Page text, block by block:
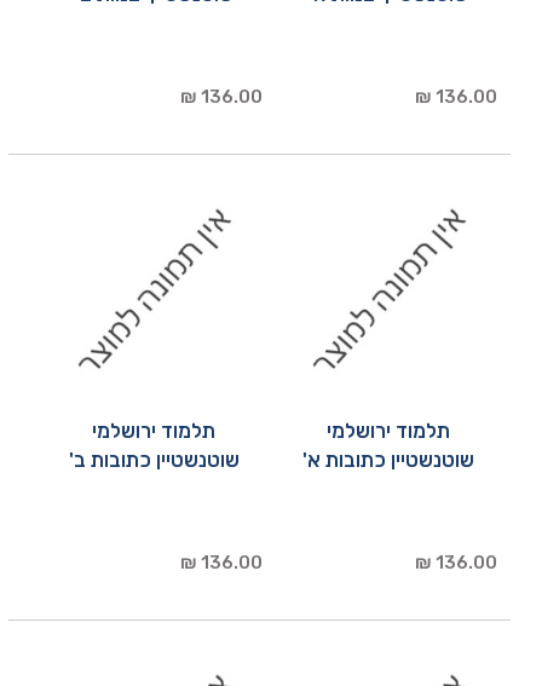
136.00 ₪
136.00 ₪
תלמוד ירושלמי
שוטנשטיין כתובות א'
136.00 ₪
תלמוד ירושלמי
שוטנשטיין כתובות ב'
136.00 ₪